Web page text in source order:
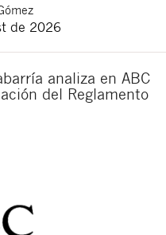
de 2026
analiza en ABC
del Reglamento